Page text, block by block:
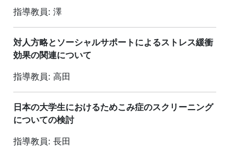
指導教員: 澤
対人方略とソーシャルサポートによるストレス緩衝
効果の関連について
指導教員: 高田
日本の大学生におけるためこみ症のスクリーニング
についての検討
指導教員: 長田